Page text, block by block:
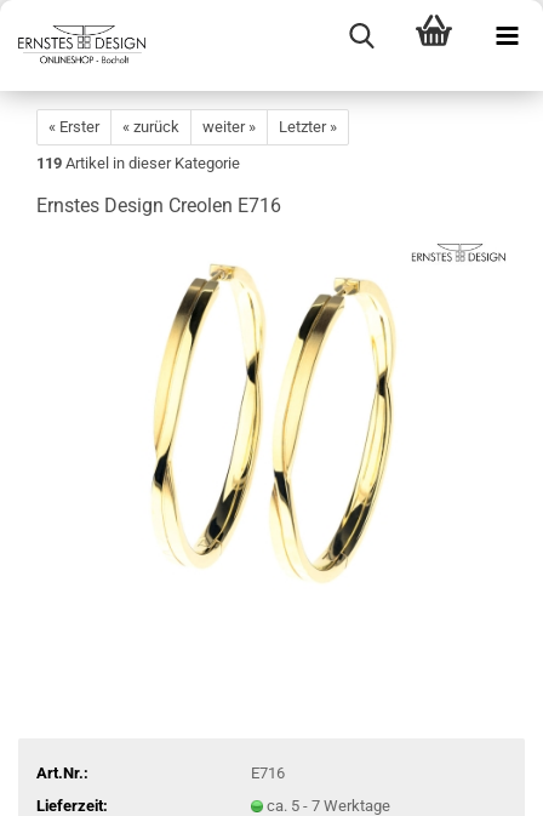
« Erster « zurück weiter »
Letzter »
119 Artikel in dieser Kategorie
Ernstes Design Creolen E716
Art.Nr.:
E716
Lieferzeit:
ca. 5 - 7 Werktage